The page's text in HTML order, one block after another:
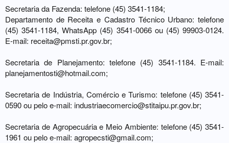
Secretaria da Fazenda: telefone (45) 3541-1184;
Departamento de Receita e Cadastro Técnico Urbano: telefone
(45) 3541-1184, WhatsApp (45) 3541-0066 ou (45) 99903-0124.
E-mail: receita@pmsti.pr.gov.br;
Secretaria de Planejamento: telefone (45) 3541-1184. E-mail:
planejamentosti@hotmail.com;
Secretaria de Indústria, Comércio e Turismo: telefone (45) 3541-
0590 ou pelo e-mail: industriaecomercio@stitaipu.pr.gov.br;
Secretaria de Agropecuária e Meio Ambiente: telefone (45) 3541-
1961 ou pelo e-mail: agropecsti@gmail.com;